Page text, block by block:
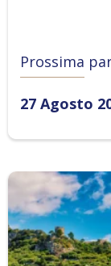
Prossima
27 Agosto